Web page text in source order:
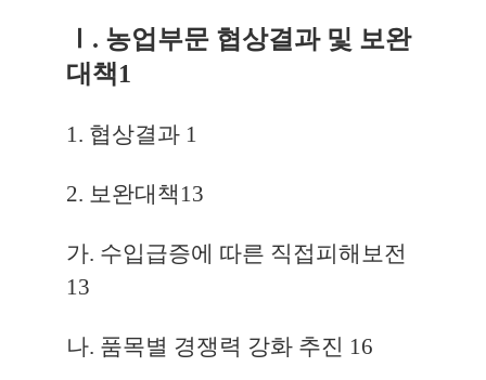
Ⅰ. 농업부문 협상결과 및 보완
대책 1
1. 협상결과 1
2. 보완대책 13
가. 수입급증에 따른 직접피해보전
13
나. 품목별 경쟁력 강화 추진 16